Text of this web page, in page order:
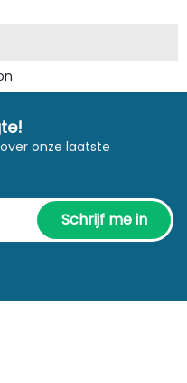
onze laatste
Schrijf me in